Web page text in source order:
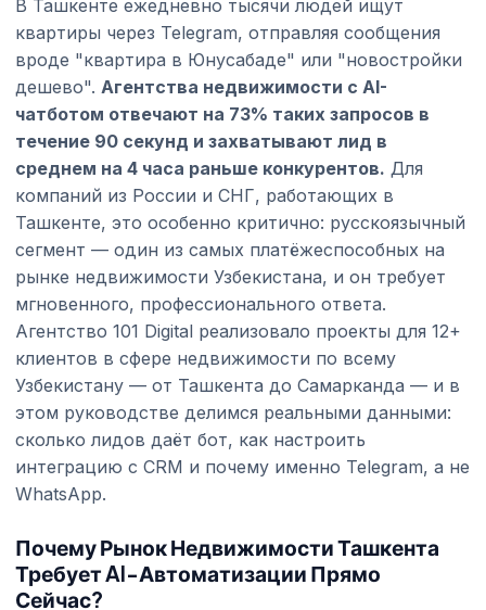
В Ташкенте ежедневно тысячи людей ищут
квартиры через Telegram, отправляя сообщения
вроде "квартира в Юнусабаде" или "новостройки
дешево". Агентства недвижимости с AI-
чатботом отвечают на 73% таких запросов в
течение 90 секунд и захватывают лид в
среднем на 4 часа раньше конкурентов. Для
компаний из России и СНГ, работающих в
Ташкенте, это особенно критично: русскоязычный
сегмент — один из самых платёжеспособных на
рынке недвижимости Узбекистана, и он требует
мгновенного, профессионального ответа.
Агентство 101 Digital реализовало проекты для 12+
клиентов в сфере недвижимости по всему
Узбекистану — от Ташкента до Самарканда — и в
этом руководстве делимся реальными данными:
сколько лидов даёт бот, как настроить
интеграцию с CRM и почему именно Telegram, а не
WhatsApp.
Почему Рынок Недвижимости Ташкента
Требует AI-Автоматизации Прямо
Сейчас?